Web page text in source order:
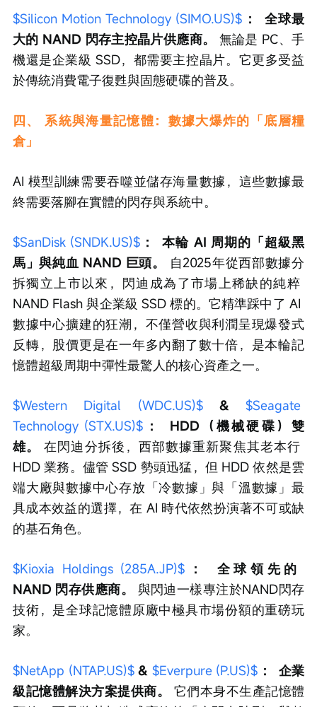
$Silicon Motion Technology (SIMO.US)$ ：
全球最
大的 NAND 閃存主控晶片供應商。
無論是 PC、手
機還是企業級 SSD，都需要主控晶片。它更多受益
於傳統消費電子復甦與固態硬碟的普及。
四、 系統與海量記憶體：數據大爆炸的「底層糧
倉」
AI 模型訓練需要吞噬並儲存海量數據，這些數據最
終需要落腳在實體的閃存與系統中。
$SanDisk (SNDK.US)$ ：
本輪 AI 周期的「超級黑
馬」與純血 NAND 巨頭。
自2025年從西部數據分
拆獨立上市以來，閃迪成為了市場上稀缺的純粹
NAND Flash 與企業級 SSD 標的。它精準踩中了 AI
數據中心擴建的狂潮，不僅營收與利潤呈現爆發式
反轉，股價更是在一年多內翻了數十倍，是本輪記
憶體超級周期中彈性最驚人的核心資產之一。
$Western Digital (WDC.US)$ & $Seagate
Technology (STX.US)$ ：
HDD（機械硬碟）雙
雄。
在閃迪分拆後，西部數據重新聚焦其老本行
HDD 業務。儘管 SSD 勢頭迅猛，但 HDD 依然是雲
端大廠與數據中心存放「冷數據」與「溫數據」最
具成本效益的選擇，在 AI 時代依然扮演著不可或缺
的基石角色。
$Kioxia Holdings (285A.JP)$ ：
全球領先的
NAND 閃存供應商。
與閃迪一樣專注於NAND閃存
技術，是全球記憶體原廠中極具市場份額的重磅玩
家。
$NetApp (NTAP.US)$ & $Everpure (P.US)$ ：
企業
級記憶體解決方案提供商。
它們本身不生產記憶體